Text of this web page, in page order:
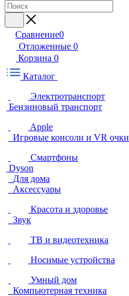
Сравнение0
Отложенные 0
Корзина 0
Каталог
Электротранспорт
Бензиновый транспорт
Apple
Игровые консоли и VR очки
Смартфоны
Dyson
Для дома
Аксессуары
Красота и здоровье
Звук
ТВ и видеотехника
Носимые устройства
Умный дом
Компьютерная техника